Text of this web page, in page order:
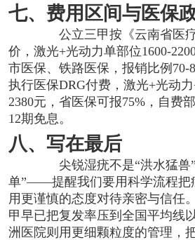
七、费用区间与医保
公立三甲按《云南省医疗
价，激光+光动力单部位1600-
市医保、铁路医保，报销比例70-
执行医保DRG付费，激光+光动
2380元，省医保可报75%，自费
12期免息。
八、写在最后
尖锐湿疣不是“洪水猛兽”
单”——提醒我们要用科学流程把
用更谨慎的态度对待亲密与信任
甲早已把复发率压到全国平均线
洲医院则用更细颗粒度的管理，